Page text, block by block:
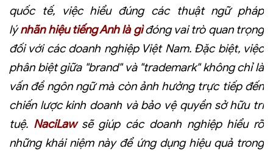
quốc tế, việc hiểu đúng các thuật ngữ pháp
lýnhãn hiệu tiếng Anh là gìđóng vai trò quan trọng
đối với các doanh nghiệp Việt Nam. Đặc biệt, việc
phân biệt giữa "brand" và "trademark" không chỉ là
vấn đề ngôn ngữ mà còn ảnh hưởng trực tiếp đến
chiến lược kinh doanh và bảo vệ quyền sở hữu trí
tuệ. NaciLawsẽ giúp các doanh nghiệp hiểu rõ
những khái niệm này để ứng dụng hiệu quả trong